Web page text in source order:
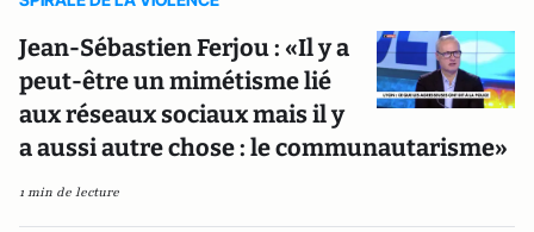
Jean-Sébastien Ferjou : «Il y a
peut-être un mimétisme lié
aux réseaux sociaux mais il y
a aussi autre chose : le communautarisme»
1 min de lecture